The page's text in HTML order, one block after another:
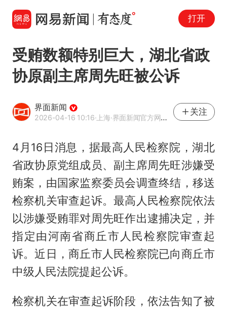
打开
受贿数额特别巨大，湖北省政
协原副主席周先旺被公诉
界面新闻
2026-04-16 10:16·上海·界面新闻官方网易号
关注
4月16日消息，据最高人民检察院，湖北
省政协原党组成员、副主席周先旺涉嫌受
贿案，由国家监察委员会调查终结，移送
检察机关审查起诉。最高人民检察院依法
以涉嫌受贿罪对周先旺作出逮捕决定，并
指定由河南省商丘市人民检察院审查起
诉。近日，商丘市人民检察院已向商丘市
中级人民法院提起公诉。
检察机关在审查起诉阶段，依法告知了被